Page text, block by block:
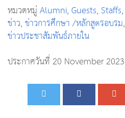
หมวดหมู่Alumni,Guests,Staffs,
ข่าว,ข่าวการศึกษา /หลักสูตรอบรม,
ข่าวประชาสัมพันธ์ภายใน
ประกาศวันที่ 20 November 2023